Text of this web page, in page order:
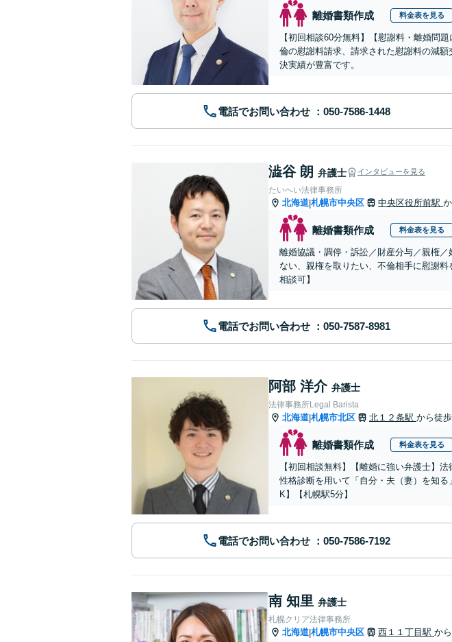
離婚書類作成 料金表を見る
【初回相談60分無料】【慰謝料・離婚問
倫の慰謝料請求、請求された慰謝料の減
決実績が豊富です。
電話でお問い合わせ
澁谷 朗 弁護士 インタビューを見る
たいへい法律事務所
北海道|札幌市中央区 中央区役所前駅
離婚書類作成 料金表を見る
離婚協議・調停・訴訟／財産分与／親権
ない、親権を取りたい、不倫相手に慰謝
相談可】
電話でお問い合わせ
阿部 洋介 弁護士
法律事務所Legal Barista
北海道|札幌市北区 北１２条駅 から徒
離婚書類作成 料金表を見る
【初回相談無料】【離婚に強い弁護士】
性格診断を用いて「自分・夫（妻）を知
K】【札幌駅5分】
電話でお問い合わせ
南 知里 弁護士
札幌クリア法律事務所
北海道|札幌市中央区 西１１丁目駅 か